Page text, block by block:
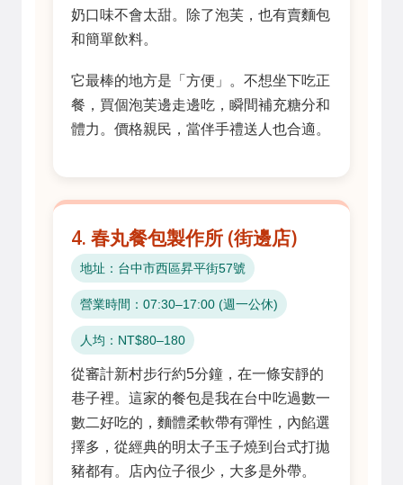
奶口味不會太甜。除了泡芙，也有賣麵包
和簡單飲料。
它最棒的地方是「方便」。不想坐下吃正
餐，買個泡芙邊走邊吃，瞬間補充糖分和
體力。價格親民，當伴手禮送人也合適。
4. 春丸餐包製作所 (街邊店)
地址：台中市西區昇平街57號
營業時間：07:30–17:00 (週一公休)
人均：NT$80–180
從審計新村步行約5分鐘，在一條安靜的
巷子裡。這家的餐包是我在台中吃過數一
數二好吃的，麵體柔軟帶有彈性，內餡選
擇多，從經典的明太子玉子燒到台式打拋
豬都有。店內位子很少，大多是外帶。